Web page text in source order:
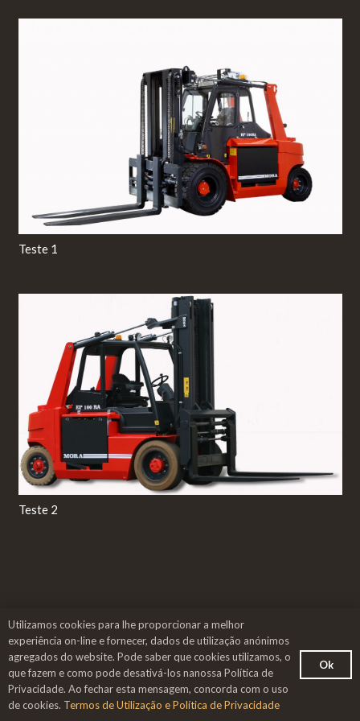
Teste 1
Teste 2
Utilizamos cookies para lhe proporcionar a melhor
experiência on-line e fornecer, dados de utilização anónimos
agregados do website. Pode saber que cookies utilizamos, o
que fazem e como pode desativá-los nanossa Política de
Privacidade. Ao fechar esta mensagem, concorda com o uso
de cookies. Termos de Utilização e Política de Privacidade
Ok